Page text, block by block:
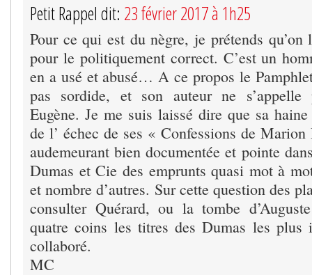
Petit Rappel dit: 23 février 2017 à 1h25
Pour ce qui est du nègre, je prétends
pour le politiquement correct. C’est un
en a usé et abusé… A ce propos le
pas sordide, et son auteur ne s’appelle
Eugène. Je me suis laissé dire que sa
de l’ échec de ses « Confessions de
audemeurant bien documentée et pointe
Dumas et Cie des emprunts quasi mot à
et nombre d’autres. Sur cette question des
consulter Quérard, ou la tombe
quatre coins les titres des Dumas les
collaboré.
MC